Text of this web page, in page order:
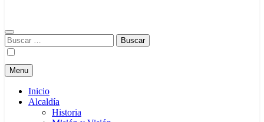
Buscar:
Menu
Inicio
Alcaldía
Historia